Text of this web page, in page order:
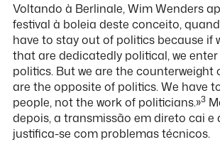
Voltando à Berlinale, Wim Wenders
festival à boleia deste conceito,
have to stay out of politics because if
that are dedicatedly political, we
politics. But we are the counterweight
are the opposite of politics. We have
people, not the work of politicians.»3
depois, a transmissão em direto cai e
justifica-se com problemas técnicos.